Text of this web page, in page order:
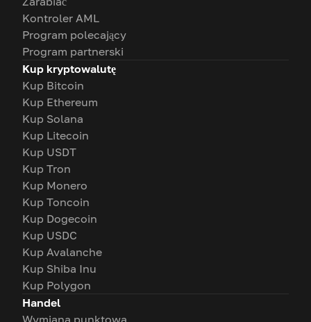
Kontroler AML
Program polecający
Program partnerski
Kup kryptowalutę
Kup Bitcoin
Kup Ethereum
Kup Solana
Kup Litecoin
Kup USDT
Kup Tron
Kup Monero
Kup Toncoin
Kup Dogecoin
Kup USDC
Kup Avalanche
Kup Shiba Inu
Kup Polygon
Handel